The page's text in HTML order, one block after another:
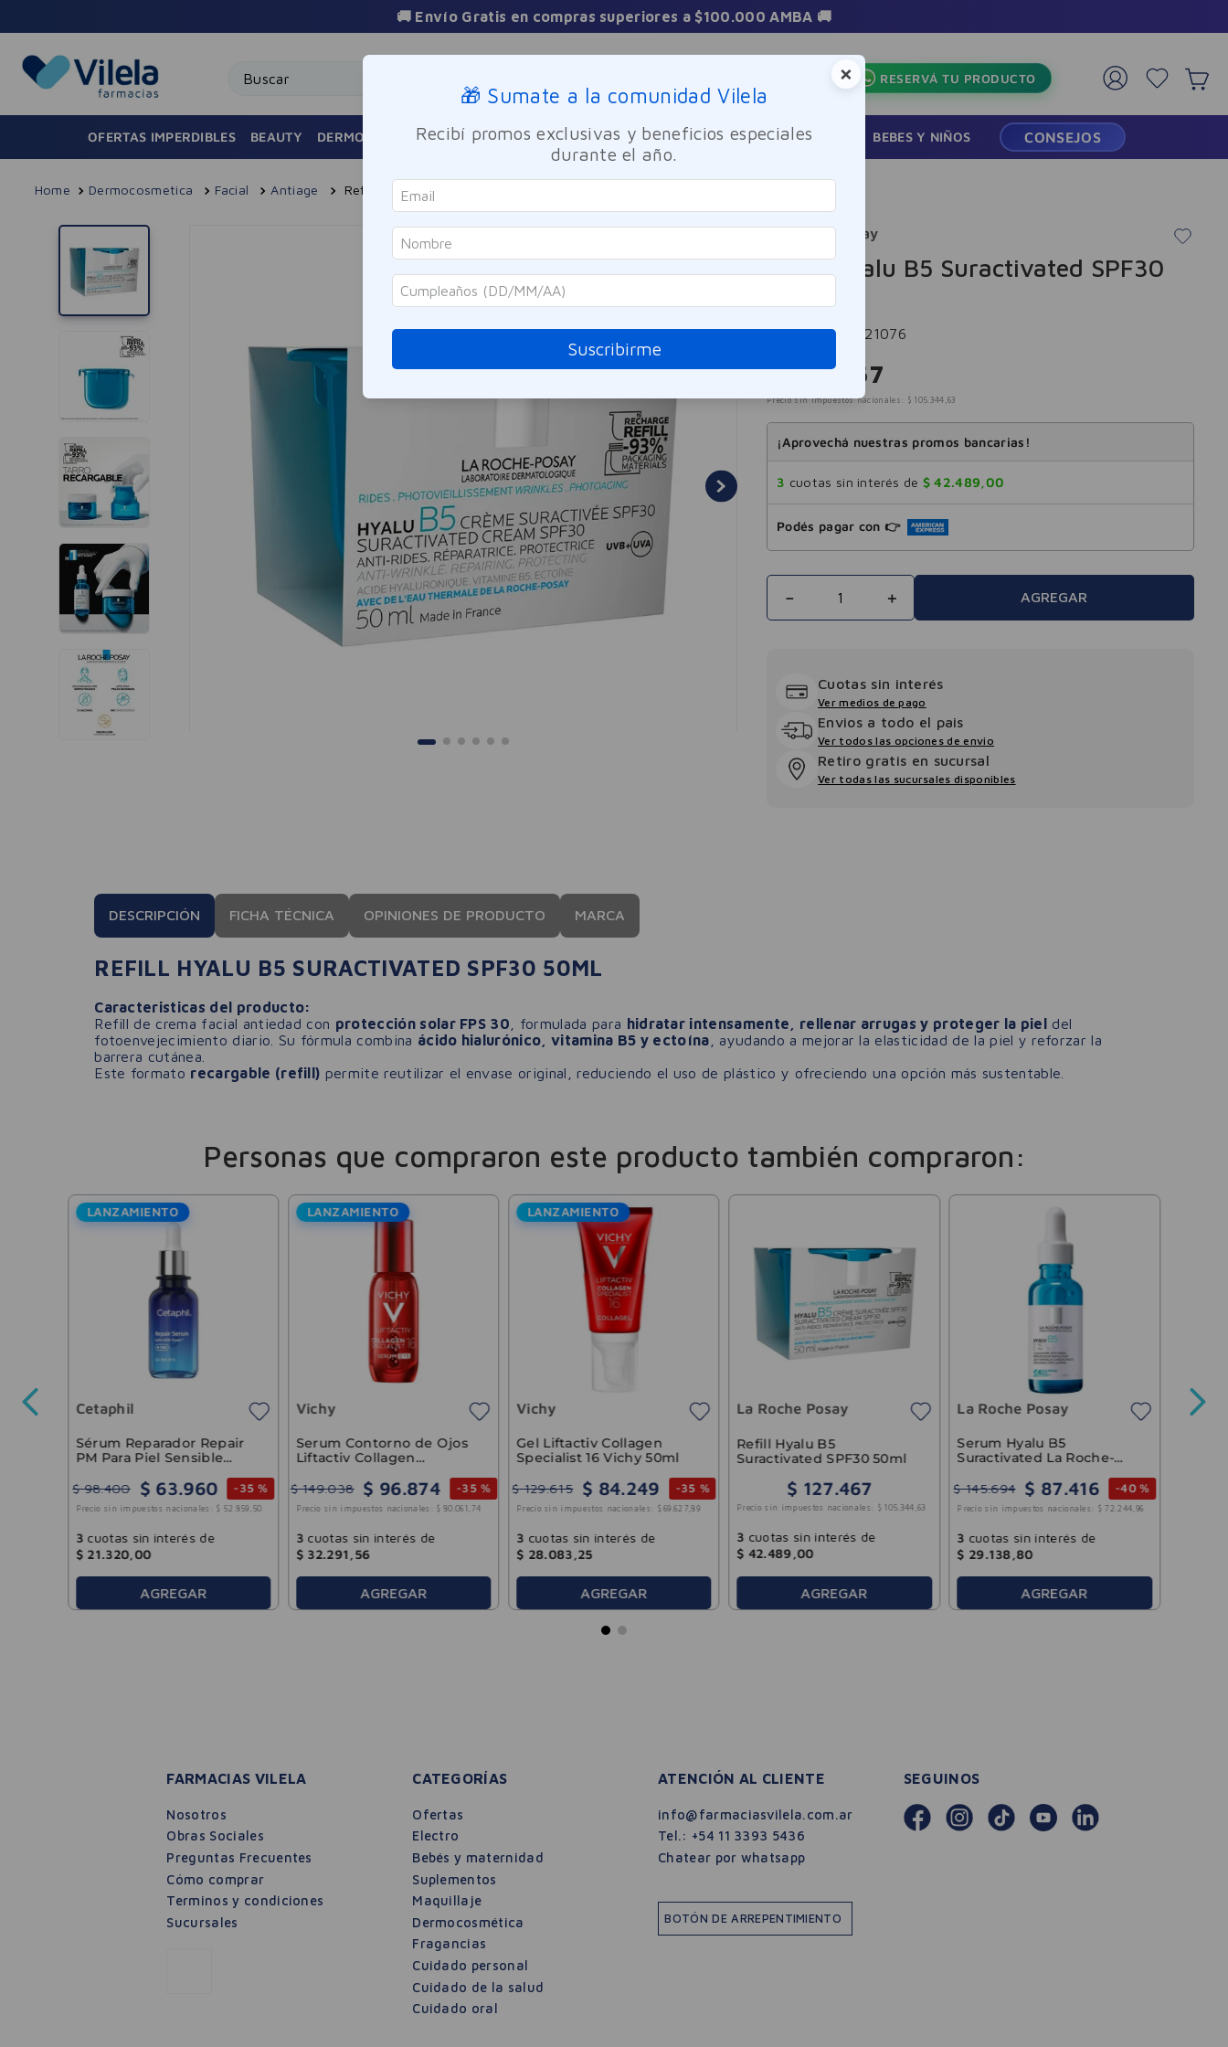
🚚 Envío Gratis en compras superiores a $100.000 AMBA 🚚
RESERVÁ TU PRODUCTO
OFERTAS IMPERDIBLES BEAUTY DERMOCOSMÉTICA FRAGANCIAS CUIDADO PERSONAL BIENESTAR Y FARMACIA BEBES Y NIÑOS CONSEJOS
Dermocosmetica Facial Antiage Refill Hyalu B5 Suractivated SPF30 50ml
La Roche Posay
Refill Hyalu B5 Suractivated SPF30
Referencia -321076
$ 127. 467
Precio sin impuestos nacionales: $ 105.344 ,63
¡Aprovechá nuestras promos bancarias!
3 cuotas sin interés de $ 42.489,00
Podés pagar con 👉
＋
－ AGREGAR
Cuotas sin interés
Ver medios de pago
Envios a todo el pais
Ver todos las opciones de envio
Retiro gratis en sucursal
Ver todas las sucursales disponibles
DESCRIPCIÓN FICHA TÉCNICA OPINIONES DE PRODUCTO MARCA
REFILL HYALU B5 SURACTIVATED SPF30 50ML
Caracteristicas del producto:
Refill de crema facial antiedad con protección solar FPS 30 , formulada para hidratar intensamente, rellenar arrugas y proteger la piel del
fotoenvejecimiento diario. Su fórmula combina ácido hialurónico, vitamina B5 y ectoína , ayudando a mejorar la elasticidad de la piel y reforzar la
barrera cutánea.
Este formato recargable (refill) permite reutilizar el envase original, reduciendo el uso de plástico y ofreciendo una opción más sustentable.
Personas que compraron este producto también compraron:
40 %
LANZAMIENTO
Cetaphil
Sérum Reparador Repair
PM Para Piel Sensible
$ 98.400 $ 63.960 -35 %
Precio sin impuestos nacionales: $ 52 .859 50
3 cuotas sin interés de
$ 21.320, 00
AGREGAR
LANZAMIENTO
Vichy
Serum Contorno de Ojos
Liftactiv Collagen
$ 149.038 $ 96.874 -35 %
Precio sin impuestos nacionales: $ 80 .061 74
3 cuotas sin interés de
$ 32.291 56
AGREGAR
LANZAMIENTO
Vichy
Gel Liftactiv Collagen
Specialist 16 Vichy 50ml
$ 129.615 $ 84.249 -35 %
Precio sin impuestos nacionales: $ 69 .627 ,89
3 cuotas sin interés de
$ 28.083 25
AGREGAR
La Roche Posay
Refill Hyalu B5
Suractivated SPF30 50ml
$ 127.467
Precio sin impuestos nacionales: $ 105. 344 ,63
3 cuotas sin interés de
$ 42.489 ,00
AGREGAR
La Roche Posay
Serum Hyalu B5
Suractivated La Roche-
$ 145.694 $ 87.416 -40 %
Precio sin impuestos nacionales: $ 72 244 96
3 cuotas sin interés de
$ 29.138 ,80
AGREGAR
32
FARMACIAS VILELA
Nosotros
Obras Sociales
Preguntas Frecuentes
Cómo comprar
Terminos y condiciones
Sucursales
CATEGORÍAS
Ofertas
Electro
Bebés y maternidad
Suplementos
Maquillaje
Dermocosmética
Fragancias
Cuidado personal
Cuidado de la salud
Cuidado oral
ATENCIÓN AL CLIENTE
info@farmaciasvilela.com.ar
Tel.: +54 11 3393 5436
Chatear por whatsapp
BOTÓN DE ARREPENTIMIENTO
SEGUINOS
×
🎁 Sumate a la comunidad Vilela
Recibí promos exclusivas y beneficios especiales
durante el año.
Suscribirme